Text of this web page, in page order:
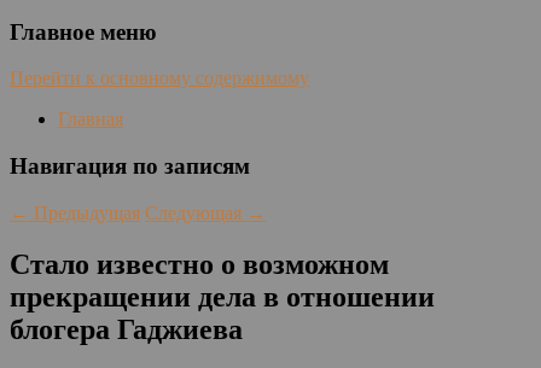
Главное меню
Перейти к основному содержимому
Главная
Навигация по записям
← Предыдущая Следующая →
Стало известно о возможном
прекращении дела в отношении
блогера Гаджиева